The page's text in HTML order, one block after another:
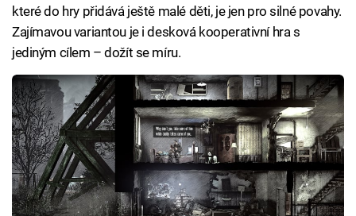
které do hry přidává ještě malé děti, je jen pro silné povahy.
Zajímavou variantou je i desková kooperativní hra s
jediným cílem – dožít se míru.